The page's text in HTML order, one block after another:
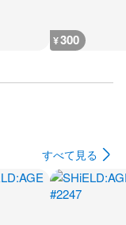
¥300
すべて見る